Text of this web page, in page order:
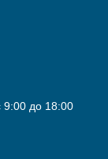
9:00 до 18:00